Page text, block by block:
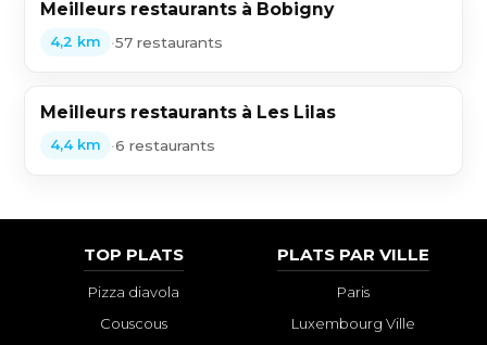
Meilleurs restaurants à Bobigny
4,2 km •57 restaurants
Meilleurs restaurants à Les Lilas
4,4 km •6 restaurants
TOP PLATS
Pizza diavola
Couscous
PLATS PAR VILLE
Paris
Luxembourg Ville